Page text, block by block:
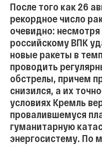
После того как 26
рекордное число
очевидно: несмотря
российскому ВПК
новые ракеты в
проводить
обстрелы, причем
снизился, а их
условиях Кремль
провалившемуся
гуманитарную
энергосистему. По